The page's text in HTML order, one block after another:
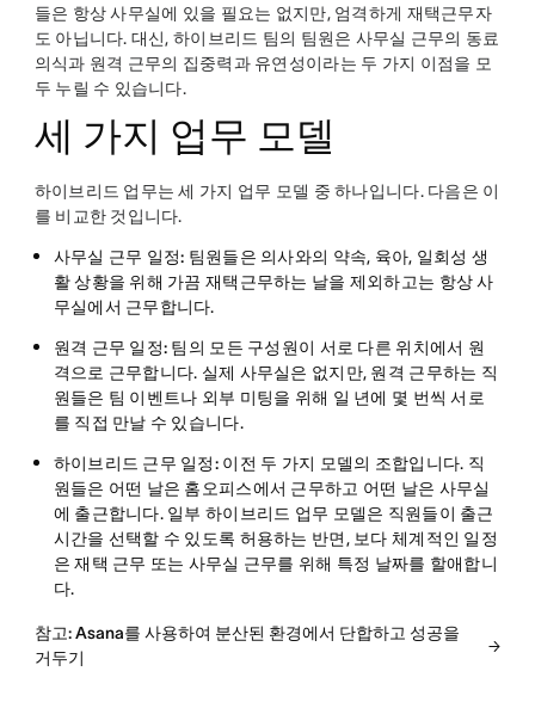
들은 항상 사무실에 있을 필요는 없지만, 엄격하게 재택근무자
도 아닙니다. 대신, 하이브리드 팀의 팀원은 사무실 근무의 동료
의식과 원격 근무의 집중력과 유연성이라는 두 가지 이점을 모
두 누릴 수 있습니다.
세 가지 업무 모델
하이브리드 업무는 세 가지 업무 모델 중 하나입니다. 다음은 이
를 비교한 것입니다.
사무실 근무 일정: 팀원들은 의사와의 약속, 육아, 일회성 생
활 상황을 위해 가끔 재택근무하는 날을 제외하고는 항상 사
무실에서 근무합니다.
원격 근무 일정: 팀의 모든 구성원이 서로 다른 위치에서 원
격으로 근무합니다. 실제 사무실은 없지만, 원격 근무하는 직
원들은 팀 이벤트나 외부 미팅을 위해 일 년에 몇 번씩 서로
를 직접 만날 수 있습니다.
하이브리드 근무 일정: 이전 두 가지 모델의 조합입니다. 직
원들은 어떤 날은 홈오피스에서 근무하고 어떤 날은 사무실
에 출근합니다. 일부 하이브리드 업무 모델은 직원들이 출근
시간을 선택할 수 있도록 허용하는 반면, 보다 체계적인 일정
은 재택 근무 또는 사무실 근무를 위해 특정 날짜를 할애합니
다.
참고: Asana를 사용하여 분산된 환경에서 단합하고 성공을
거두기